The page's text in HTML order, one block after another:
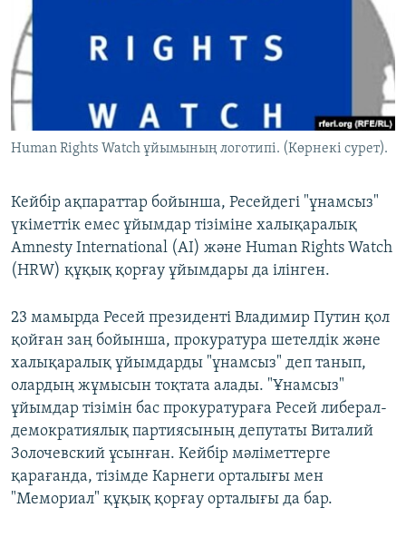
Русский
Human Rights Watch ұйымының логотипі. (Көрнекі сурет).
Кейбір ақпараттар бойынша, Ресейдегі "ұнамсыз"
үкіметтік емес ұйымдар тізіміне халықаралық
Amnesty International (AI) және Human Rights Watch
(HRW) құқық қорғау ұйымдары да ілінген.
23 мамырда Ресей президенті Владимир Путин қол
қойған заң бойынша, прокуратура шетелдік және
халықаралық ұйымдарды "ұнамсыз" деп танып,
олардың жұмысын тоқтата алады. "Ұнамсыз"
ұйымдар тізімін бас прокуратураға Ресей либерал-
демократиялық партиясының депутаты Виталий
Золочевский ұсынған. Кейбір мәліметтерге
қарағанда, тізімде Карнеги орталығы мен
"Мемориал" құқық қорғау орталығы да бар.